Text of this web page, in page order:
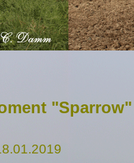
"Sparrow"